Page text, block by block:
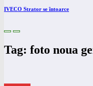
IVECO Strator se întoarce
Tag: foto noua